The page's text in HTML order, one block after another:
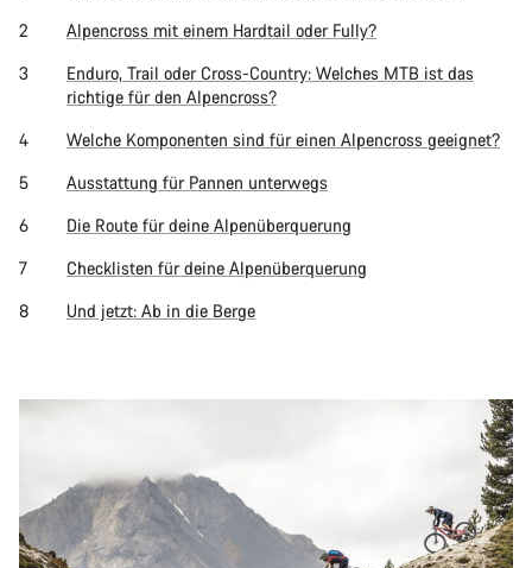
Alpencross mit einem Hardtail oder Fully?
Enduro, Trail oder Cross-Country: Welches MTB ist das
richtige für den Alpencross?
Welche Komponenten sind für einen Alpencross geeignet?
Ausstattung für Pannen unterwegs
Die Route für deine Alpenüberquerung
Checklisten für deine Alpenüberquerung
Und jetzt: Ab in die Berge